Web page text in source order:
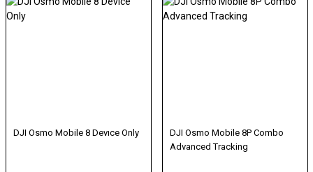
DJI Osmo Mobile 8 Devıce Only
DJI Osmo Mobile 8P Combo
Advanced Tracking